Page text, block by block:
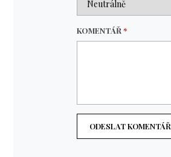
KOMENTÁŘ*
ODESLAT KOMENTÁŘ